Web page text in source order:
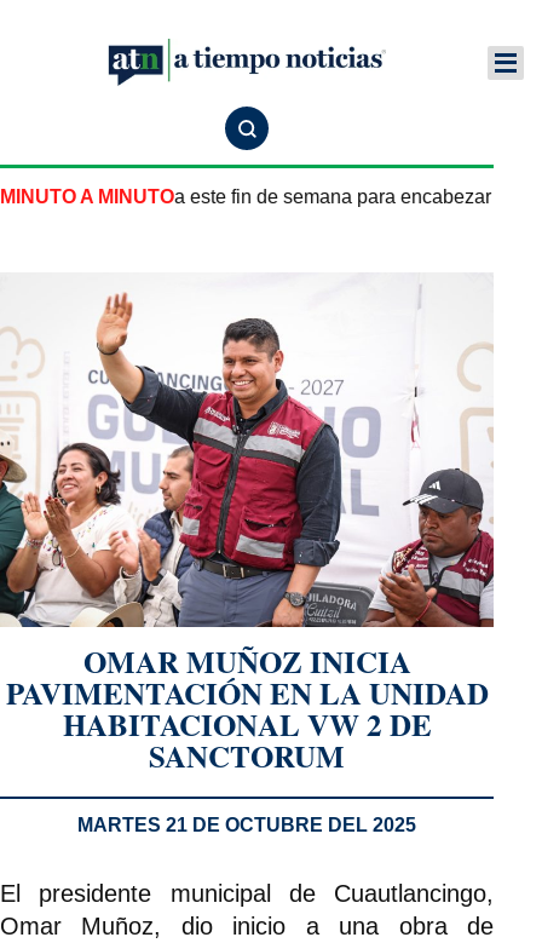
MINUTO A MINUTOa Puebla este fin de semana para encabezar
OMAR MUÑOZ INICIA
PAVIMENTACIÓN EN LA UNIDAD
HABITACIONAL VW 2 DE
SANCTORUM
MARTES 21 DE OCTUBRE DEL 2025
El presidente municipal de Cuautlancingo,
Omar Muñoz, dio inicio a una obra de